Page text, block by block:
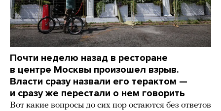
Почти неделю назад в ресторане
в центре Москвы произошел взрыв.
Власти сразу назвали его терактом —
и сразу же перестали о нем говорить
Вот какие вопросы до сих пор остаются без ответов